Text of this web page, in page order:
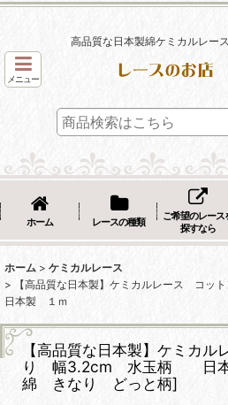
高品質な日本製綿ケミカルレー
メニュー
ホーム レースの種類
ご希望のレース
探すなら
ホーム > ケミカルレース
>
【高品質な日本製】ケミカルレース
日本製 １ｍ
【高品質な日本製】ケミカ
り 幅3.2cm 水玉柄 日
綿 きなり どっと柄]